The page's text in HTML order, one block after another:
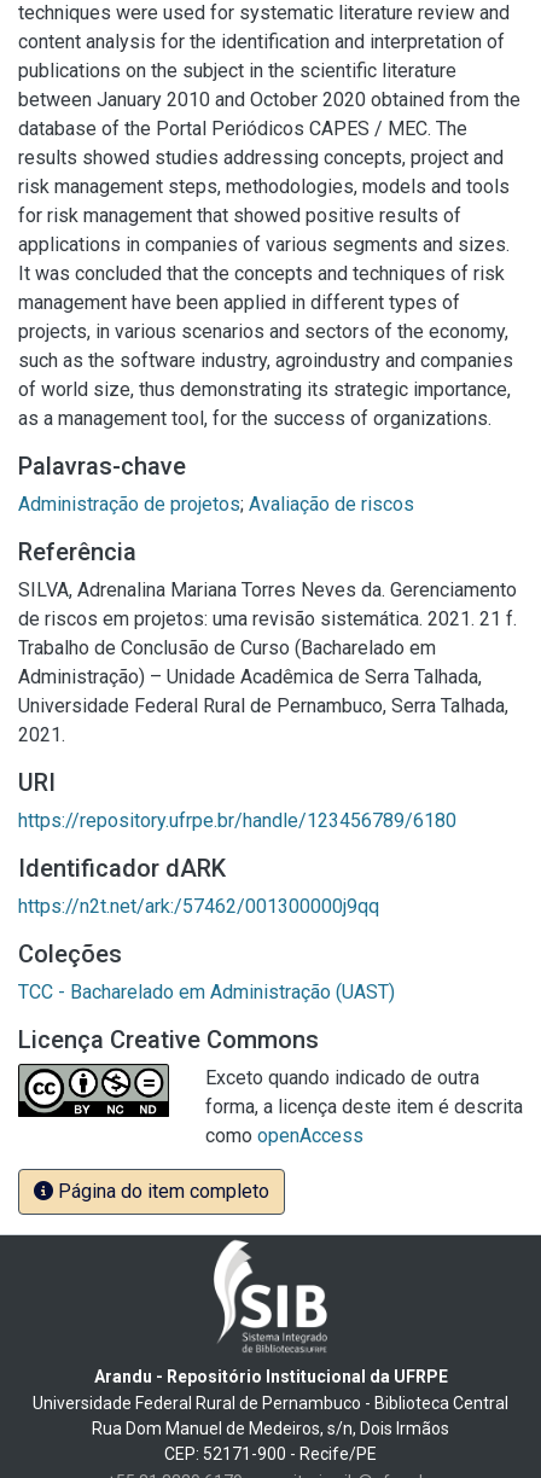
techniques were used for systematic literature review and
content analysis for the identification and interpretation of
publications on the subject in the scientific literature
between January 2010 and October 2020 obtained from the
database of the Portal Periódicos CAPES / MEC. The
results showed studies addressing concepts, project and
risk management steps, methodologies, models and tools
for risk management that showed positive results of
applications in companies of various segments and sizes.
It was concluded that the concepts and techniques of risk
management have been applied in different types of
projects, in various scenarios and sectors of the economy,
such as the software industry, agroindustry and companies
of world size, thus demonstrating its strategic importance,
as a management tool, for the success of organizations.
Palavras-chave
Administração de projetos; Avaliação de riscos
Referência
SILVA, Adrenalina Mariana Torres Neves da. Gerenciamento
de riscos em projetos: uma revisão sistemática. 2021. 21 f.
Trabalho de Conclusão de Curso (Bacharelado em
Administração) – Unidade Acadêmica de Serra Talhada,
Universidade Federal Rural de Pernambuco, Serra Talhada,
2021.
URI
https://repository.ufrpe.br/handle/123456789/6180
Identificador dARK
https://n2t.net/ark:/57462/001300000j9qq
Coleções
TCC - Bacharelado em Administração (UAST)
Licença Creative Commons
Exceto quando indicado de outra
forma, a licença deste item é descrita
como openAccess
Página do item completo
Arandu - Repositório Institucional da UFRPE
Universidade Federal Rural de Pernambuco - Biblioteca Central
Rua Dom Manuel de Medeiros, s/n, Dois Irmãos
CEP: 52171-900 - Recife/PE